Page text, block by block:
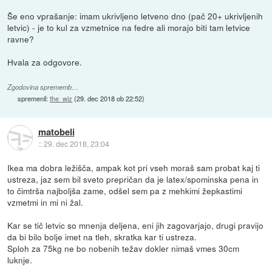
Še eno vprašanje: imam ukrivljeno letveno dno (pač 20+ ukrivljenih
letvic) - je to kul za vzmetnice na fedre ali morajo biti tam letvice
ravne?
Hvala za odgovore.
Zgodovina sprememb…
spremenil:the_wiz (29. dec 2018 ob 22:52)
matobeli
::29. dec 2018, 23:04
Ikea ma dobra ležišča, ampak kot pri vseh moraš sam probat kaj ti
ustreza, jaz sem bil sveto prepričan da je latex/spominska pena in
to čimtrša najboljša zame, odšel sem pa z mehkimi žepkastimi
vzmetmi in mi ni žal.
Kar se tič letvic so mnenja deljena, eni jih zagovarjajo, drugi pravijo
da bi bilo bolje imet na tleh, skratka kar ti ustreza.
Sploh za 75kg ne bo nobenih težav dokler nimaš vmes 30cm
luknje.